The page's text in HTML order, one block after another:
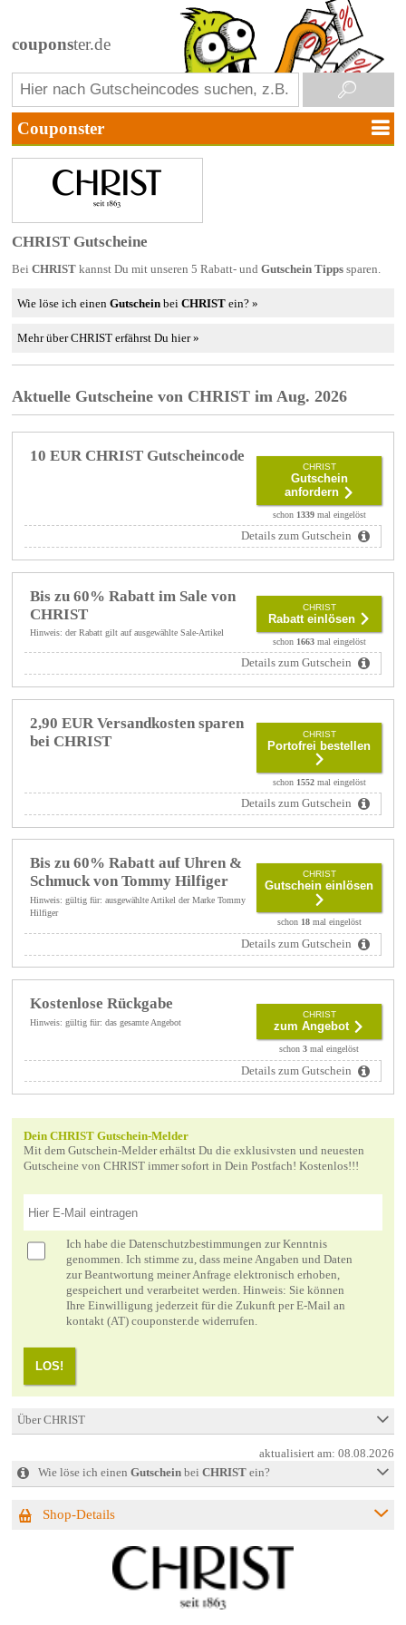
couponster.de
CHRIST Gutscheine
Bei CHRISTkannst Du mit unseren 5 Rabatt- und Gutschein Tippssparen.
Wie löse ich einenGutschein beiCHRIST ein? »
Mehr über CHRIST erfährst Du hier »
Aktuelle Gutscheine von CHRIST im Aug. 2026
10 EUR CHRIST Gutscheincode
CHRIST
Gutschein
anfordern
schon 1339mal eingelöst
Details zum Gutschein
Bis zu 60% Rabatt im Sale von
CHRIST
Hinweis: der Rabatt gilt auf ausgewählte Sale-Artikel
CHRIST
Rabatt einlösen
schon 1663mal eingelöst
Details zum Gutschein
2,90 EUR Versandkosten sparen
bei CHRIST
CHRIST
Portofrei bestellen
schon 1552mal eingelöst
Details zum Gutschein
Bis zu 60% Rabatt auf Uhren &
Schmuck von Tommy Hilfiger
Hinweis: gültig für: ausgewählte Artikel der Marke Tommy
Hilfiger
CHRIST
Gutschein einlösen
schon 18mal eingelöst
Details zum Gutschein
Kostenlose Rückgabe
Hinweis: gültig für: das gesamte Angebot
CHRIST
zum Angebot
schon3 mal eingelöst
Details zum Gutschein
Dein CHRIST Gutschein-Melder
Mit dem Gutschein-Melder erhältst Du die exklusivsten und neuesten
Gutscheine von CHRIST immer sofort in Dein Postfach! Kostenlos!!!
Ich habe die Datenschutzbestimmungen zur Kenntnis
genommen. Ich stimme zu, dass meine Angaben und Daten
zur Beantwortung meiner Anfrage elektronisch erhoben,
gespeichert und verarbeitet werden. Hinweis: Sie können
Ihre Einwilligung jederzeit für die Zukunft per E-Mail an
kontakt (AT) couponster.de widerrufen.
LOS!
Über CHRIST
aktualisiert am:08.08.2026
Wie löse ich einen Gutscheinbei CHRISTein?
Shop-Details